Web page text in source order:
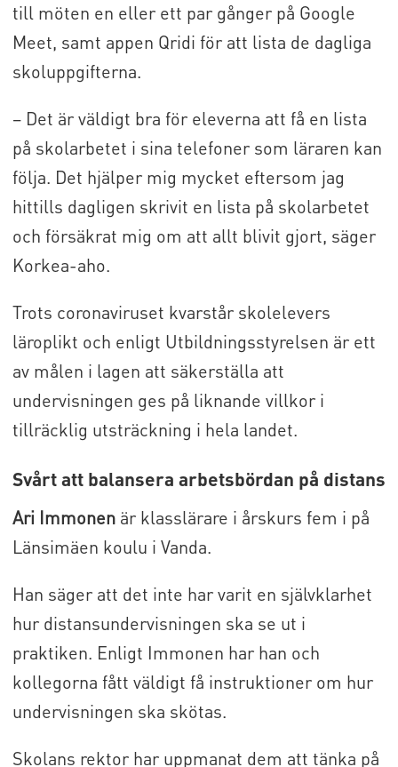
till möten en eller ett par gånger på Google
Meet, samt appen Qridi för att lista de dagliga
skoluppgifterna.
– Det är väldigt bra för eleverna att få en lista
på skolarbetet i sina telefoner som läraren kan
följa. Det hjälper mig mycket eftersom jag
hittills dagligen skrivit en lista på skolarbetet
och försäkrat mig om att allt blivit gjort, säger
Korkea-aho.
Trots coronaviruset kvarstår skolelevers
läroplikt och enligt Utbildningsstyrelsen är ett
av målen i lagen att säkerställa att
undervisningen ges på liknande villkor i
tillräcklig utsträckning i hela landet.
Svårt att balansera arbetsbördan på distans
Ari Immonenär klasslärare i årskurs fem i på
Länsimäen koulu i Vanda.
Han säger att det inte har varit en självklarhet
hur distansundervisningen ska se ut i
praktiken. Enligt Immonen har han och
kollegorna fått väldigt få instruktioner om hur
undervisningen ska skötas.
Skolans rektor har uppmanat dem att tänka på